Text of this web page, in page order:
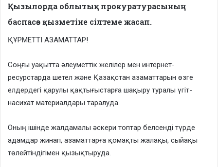
Қызылорда облытық прокуратурасының
баспасөз қызметіне сілтеме жасап.
ҚҰРМЕТТІ АЗАМАТТАР!
Соңғы уақытта әлеуметтік желілер мен интернет-
ресурстарда шетел және Қазақстан азаматтарын өзге
елдердегі қарулы қақтығыстарға шақыру туралы үгіт-
насихат материалдары таралуда.
Оның ішінде жалдамалы әскери топтар белсенді түрде
адамдар жинап, азаматтарға қомақты жалақы, сыйақы
төлейтіндігімен қызықтыруда.